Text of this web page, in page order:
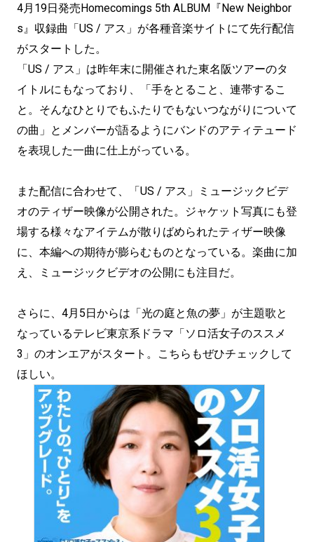
4月19日発売Homecomings 5th ALBUM『New Neighbor
s』収録曲「US / アス」が各種音楽サイトにて先行配信
がスタートした。
「US / アス」は昨年末に開催された東名阪ツアーのタ
イトルにもなっており、「手をとること、連帯するこ
と。そんなひとりでもふたりでもないつながりについて
の曲」とメンバーが語るようにバンドのアティテュード
を表現した一曲に仕上がっている。
また配信に合わせて、「US / アス」ミュージックビデ
オのティザー映像が公開された。ジャケット写真にも登
場する様々なアイテムが散りばめられたティザー映像
に、本編への期待が膨らむものとなっている。楽曲に加
え、ミュージックビデオの公開にも注目だ。
さらに、4月5日からは「光の庭と魚の夢」が主題歌と
なっているテレビ東京系ドラマ「ソロ活女子のススメ
3」のオンエアがスタート。こちらもぜひチェックして
ほしい。